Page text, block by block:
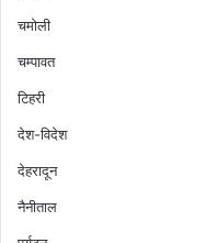
चमोली
चम्पावत
टिहरी
देश-विदेश
देहरादून
नैनीताल